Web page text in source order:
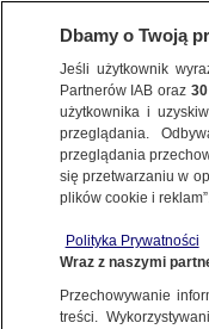
KONKRET24
FAŁSZ
w maglu
Michał Istel
Dbamy o Twoją
Jeśli użytkownik
Partnerów IAB oraz30
użytkownika i
przeglądania.
przeglądania
się przetwarzaniu w
plików cookie i
Polityka Prywatności
Wraz z naszymi
Przechowywanie
treści.